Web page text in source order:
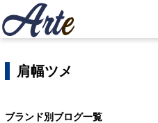
肩幅ツメ
ブランド別ブログ一覧